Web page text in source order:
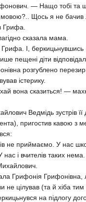
— Нащо тобі та
Щось я не бачив
Грифа.
сказала мама.
І, беркицьнувшись
пещені діти
розгублено
істерику.
вона сказиться! —
Ведмідь зустрів її
пригостив кавою з
не приймаємо. У нас
нас і вчителів таких
Грифонія Грифонівна,
не цілував (та й хіба
на підлогу